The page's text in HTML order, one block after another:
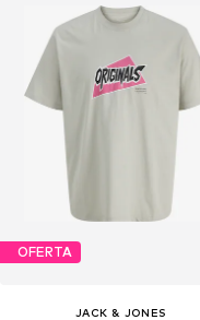
OFERTA
JACK & JONES